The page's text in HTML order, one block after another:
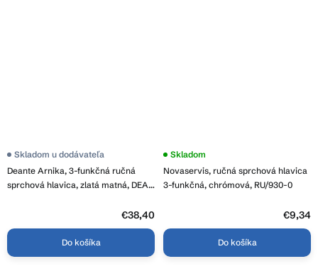
Deante Arnika, 3-funkčná ručná
sprchová hlavica, zlatá matná, DEA-
Skladom u dodávateľa
€38,40
Do košíka
Novaservis, ručná sprchová hlavica
3-funkčná, chrómová, RU/930-0
Skladom
€9,34
Do košíka